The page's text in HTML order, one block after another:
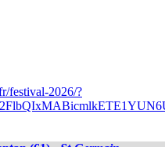
festival-2026/?